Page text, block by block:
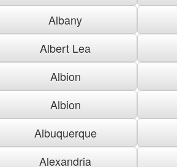
Albany
Albert Lea
Albion
Albion
Albuquerque
Alexandria